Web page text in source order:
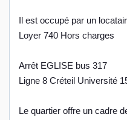
Il est occupé par un
Loyer 740 Hors charges
Arrêt EGLISE bus 317
Ligne 8 Créteil Université
Le quartier offre un cadre